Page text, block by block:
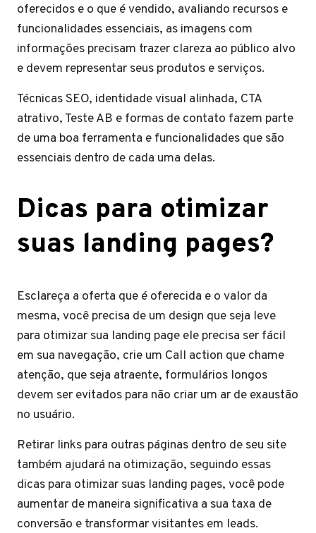
oferecidos e o que é vendido, avaliando recursos e
funcionalidades essenciais, as imagens com
informações precisam trazer clareza ao público alvo
e devem representar seus produtos e serviços.
Técnicas SEO, identidade visual alinhada, CTA
atrativo, Teste AB e formas de contato fazem parte
de uma boa ferramenta e funcionalidades que são
essenciais dentro de cada uma delas.
Dicas para otimizar
suas landing pages?
Esclareça a oferta que é oferecida e o valor da
mesma, você precisa de um design que seja leve
para otimizar sua landing page ele precisa ser fácil
em sua navegação, crie um Call action que chame
atenção, que seja atraente, formulários longos
devem ser evitados para não criar um ar de exaustão
no usuário.
Retirar links para outras páginas dentro de seu site
também ajudará na otimização, seguindo essas
dicas para otimizar suas landing pages, você pode
aumentar de maneira significativa a sua taxa de
conversão e transformar visitantes em leads.